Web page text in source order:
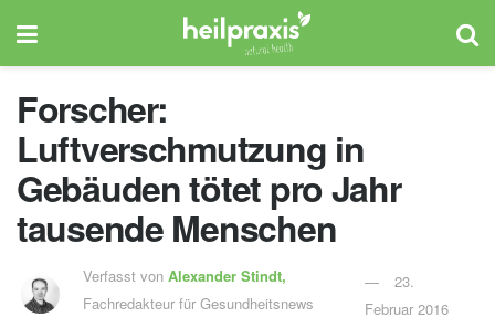
Forscher:
Luftverschmutzung in
Gebäuden tötet pro Jahr
tausende Menschen
Verfasst vonAlexander Stindt,
Fachredakteur für Gesundheitsnews
23.
Februar 2016